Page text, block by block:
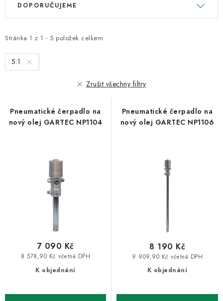
i
s
p
d
u
Stránka 1 z 1 - 5 položek celkem
e
n
í
o
d
DOPORUČUJEME
5:1
Zrušit všechny filtry
Pneumatické čerpadlo na
nový olej GARTEC NP1104
K objednání
8 578,90 Kč včetně DPH
7 090 Kč
Pneumatické čerpadlo na
nový olej GARTEC NP1106
K objednání
9 909,90 Kč včetně DPH
8 190 Kč